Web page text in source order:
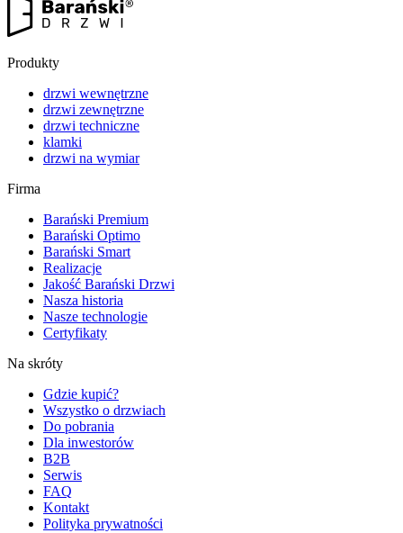
Produkty
drzwi wewnętrzne
drzwi zewnętrzne
drzwi techniczne
klamki
drzwi na wymiar
Firma
Barański Premium
Barański Optimo
Barański Smart
Realizacje
Jakość Barański Drzwi
Nasza historia
Nasze technologie
Certyfikaty
Na skróty
Gdzie kupić?
Wszystko o drzwiach
Do pobrania
Dla inwestorów
B2B
Serwis
FAQ
Kontakt
Polityka prywatności